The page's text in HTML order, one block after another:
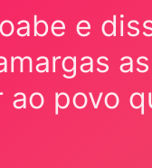
e
povo